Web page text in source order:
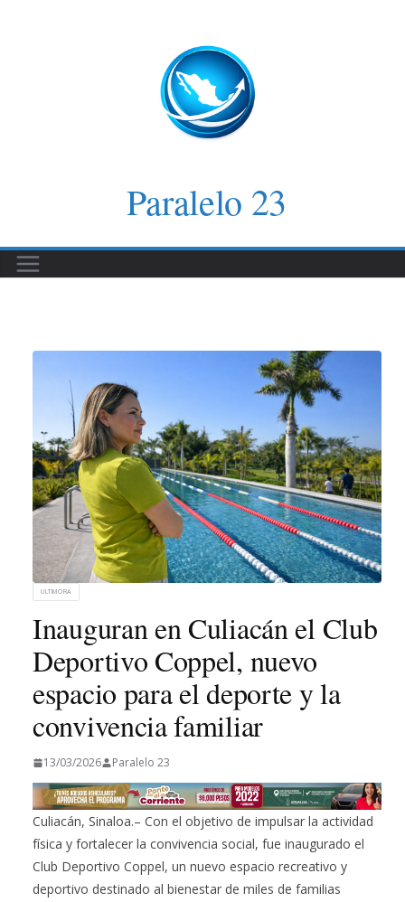
Paralelo 23
ULTIMORA
Inauguran en Culiacán el Club
Deportivo Coppel, nuevo
espacio para el deporte y la
convivencia familiar
13/03/2026 Paralelo 23
Culiacán, Sinaloa.– Con el objetivo de impulsar la actividad
física y fortalecer la convivencia social, fue inaugurado el
Club Deportivo Coppel, un nuevo espacio recreativo y
deportivo destinado al bienestar de miles de familias